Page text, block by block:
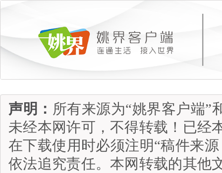
声明： 所有来源为“姚界客户端”
未经本网许可，不得转载！已经
在下载使用时必须注明“稿件来
依法追究责任。本网转载的其他